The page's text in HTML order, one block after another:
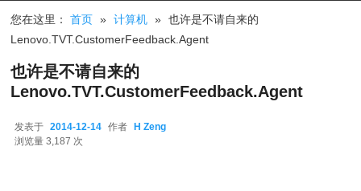
您在这里：首页 » 计算机 » 也许是不请自来的
Lenovo.TVT.CustomerFeedback.Agent
也许是不请自来的
Lenovo.TVT.CustomerFeedback.Agent
发表于 2014-12-14 作者 H Zeng
浏览量 3,187 次